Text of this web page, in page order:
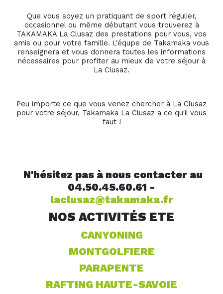
Que vous soyez un pratiquant de sport régulier,
occasionnel ou même débutant vous trouverez à
TAKAMAKA La Clusaz des prestations pour vous, vos
amis ou pour votre famille. L'équpe de Takamaka vous
renseignera et vous donnera toutes les informations
nécessaires pour profiter au mieux de votre séjour à
La Clusaz.
Peu importe ce que vous venez chercher à La Clusaz
pour votre séjour, Takamaka La Clusaz a ce qu'il vous
faut !
N'hésitez pas à nous contacter au
04.50.45.60.61 -
laclusaz@takamaka.fr
NOS ACTIVITÉS ETE
CANYONING
MONTGOLFIERE
PARAPENTE
RAFTING HAUTE-SAVOIE